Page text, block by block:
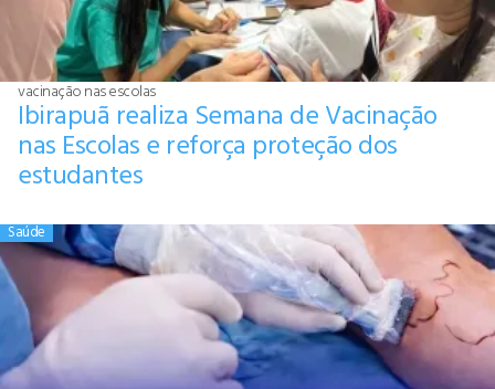
vacinação nas escolas
Ibirapuã realiza Semana de Vacinação
nas Escolas e reforça proteção dos
estudantes
Saúde